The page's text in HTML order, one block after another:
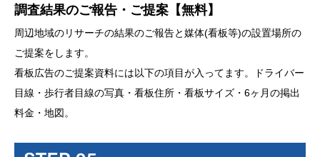
調査結果のご報告・ご提案【無料】
周辺地域のリサーチの結果のご報告と媒体(看板等)の設置場所の
ご提案をします。
看板広告のご提案資料には以下の項目が入ってます。ドライバー
目線・歩行者目線の写真・看板住所・看板サイズ・6ヶ月の掲出
料金・地図。